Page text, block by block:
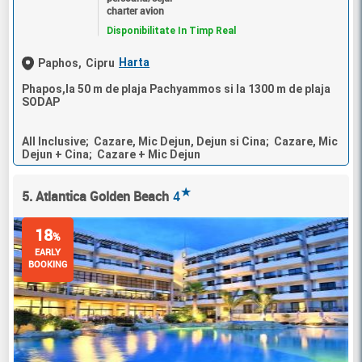
charter avion
Disponibilitate In Timp Real
Paphos, Cipru Harta
Phapos,la 50 m de plaja Pachyammos si la 1300 m de plaja
SODAP
All Inclusive; Cazare, Mic Dejun, Dejun si Cina; Cazare, Mic
Dejun + Cina; Cazare + Mic Dejun
5. Atlantica Golden Beach 4★
18%
EARLY
BOOKING